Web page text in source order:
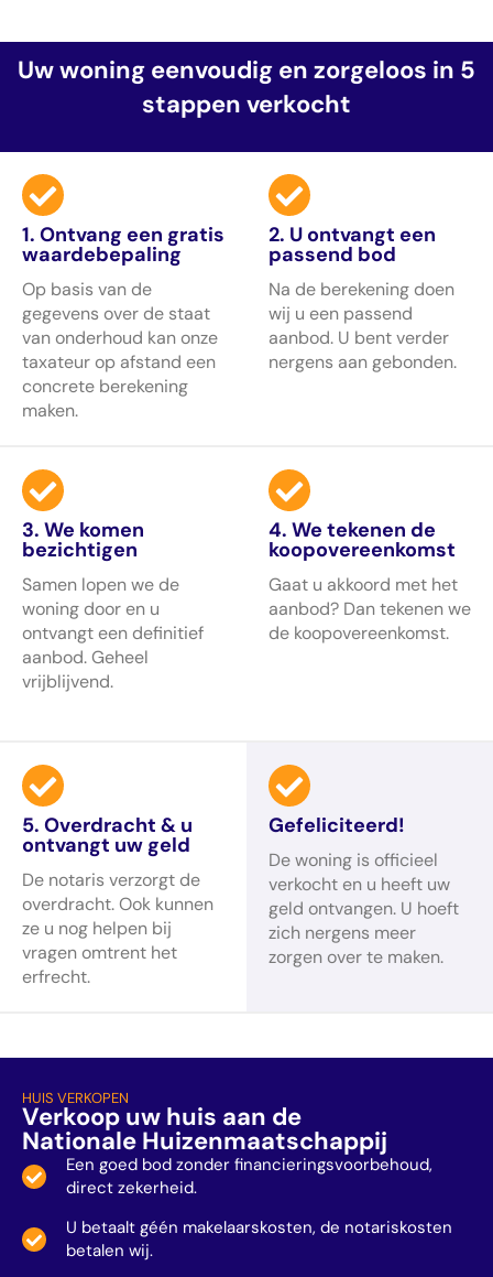
Uw woning eenvoudig en zorgeloos in 5
stappen verkocht
1. Ontvang een gratis
waardebepaling
Op basis van de
gegevens over de staat
van onderhoud kan onze
taxateur op afstand een
concrete berekening
maken.
2. U ontvangt een
passend bod
Na de berekening doen
wij u een passend
aanbod. U bent verder
nergens aan gebonden.
3. We komen
bezichtigen
Samen lopen we de
woning door en u
ontvangt een definitief
aanbod. Geheel
vrijblijvend.
4. We tekenen de
koopovereenkomst
Gaat u akkoord met het
aanbod? Dan tekenen we
de koopovereenkomst.
5. Overdracht & u
ontvangt uw geld
De notaris verzorgt de
overdracht. Ook kunnen
ze u nog helpen bij
vragen omtrent het
erfrecht.
Gefeliciteerd!
De woning is officieel
verkocht en u heeft uw
geld ontvangen. U hoeft
zich nergens meer
zorgen over te maken.
HUIS VERKOPEN
Verkoop uw huis aan de
Nationale Huizenmaatschappij
Een goed bod zonder financieringsvoorbehoud,
direct zekerheid.
U betaalt géén makelaarskosten, de notariskosten
betalen wij.